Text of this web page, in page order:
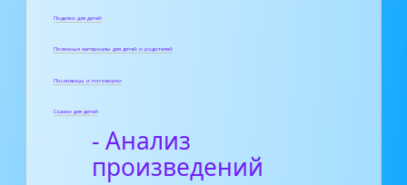
Поделки для детей
Полезные материалы для детей и родителей
Пословицы и поговорки
Сказки для детей
- Анализ
произведений